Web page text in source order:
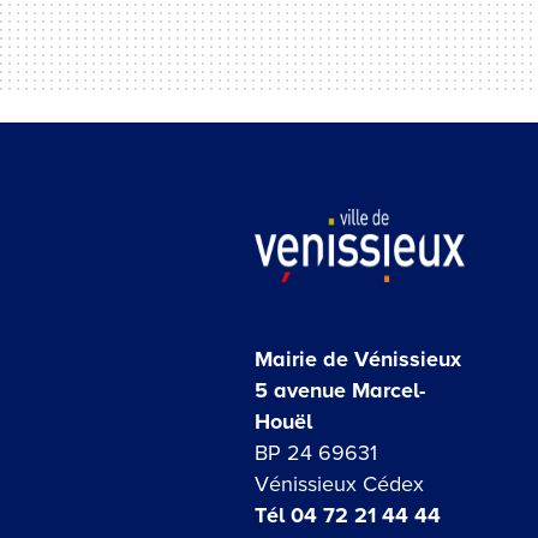
Mairie de Vénissieux
5 avenue Marcel-
Houël
BP 24 69631
Vénissieux Cédex
Tél 04 72 21 44 44